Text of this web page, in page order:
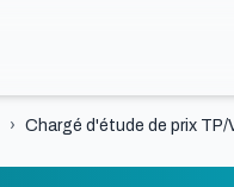
› Chargé d'étude de prix TP/